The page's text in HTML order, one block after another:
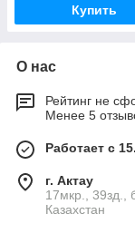
Купить
О нас
Рейтинг не
Менее 5
Работает с
г. Актау
17мкр., 39зд.,
Казахстан